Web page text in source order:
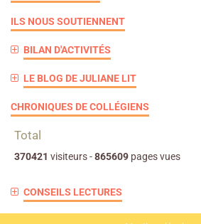
ILS NOUS SOUTIENNENT
BILAN D'ACTIVITÉS
LE BLOG DE JULIANE LIT
CHRONIQUES DE COLLÉGIENS
Total
370421 visiteurs -865609 pages vues
CONSEILS LECTURES